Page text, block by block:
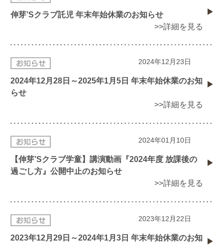
伸芽’Sクラブ託児 年末年始休業のお知らせ
>>詳細を見る
2024年12月23日
2024年12月28日～2025年1月5日 年末年始休業のお知
らせ
>>詳細を見る
2024年01月10日
【伸芽’Sクラブ学童】講演動画『2024年度 放課後の
過ごし方』公開中止のお知らせ
>>詳細を見る
2023年12月22日
2023年12月29日～2024年1月3日 年末年始休業のお知